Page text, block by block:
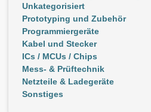
Unkategorisiert
Prototyping und Zubehör
Programmiergeräte
Kabel und Stecker
ICs / MCUs / Chips
Mess- & Prüftechnik
Netzteile & Ladegeräte
Sonstiges